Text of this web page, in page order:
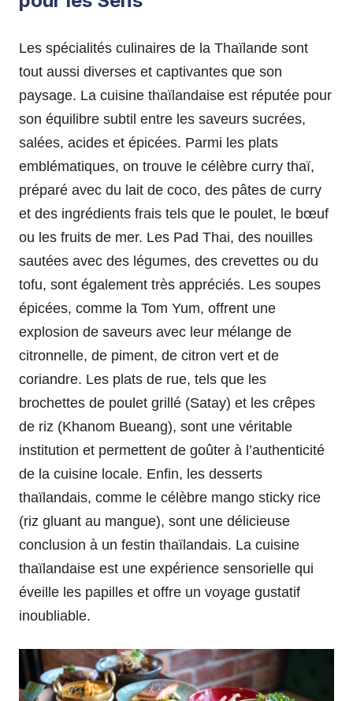
Les spécialités culinaires de la Thaïlande sont
tout aussi diverses et captivantes que son
paysage. La cuisine thaïlandaise est réputée pour
son équilibre subtil entre les saveurs sucrées,
salées, acides et épicées. Parmi les plats
emblématiques, on trouve le célèbre curry thaï,
préparé avec du lait de coco, des pâtes de curry
et des ingrédients frais tels que le poulet, le bœuf
ou les fruits de mer. Les Pad Thai, des nouilles
sautées avec des légumes, des crevettes ou du
tofu, sont également très appréciés. Les soupes
épicées, comme la Tom Yum, offrent une
explosion de saveurs avec leur mélange de
citronnelle, de piment, de citron vert et de
coriandre. Les plats de rue, tels que les
brochettes de poulet grillé (Satay) et les crêpes
de riz (Khanom Bueang), sont une véritable
institution et permettent de goûter à l’authenticité
de la cuisine locale. Enfin, les desserts
thaïlandais, comme le célèbre mango sticky rice
(riz gluant au mangue), sont une délicieuse
conclusion à un festin thaïlandais. La cuisine
thaïlandaise est une expérience sensorielle qui
éveille les papilles et offre un voyage gustatif
inoubliable.